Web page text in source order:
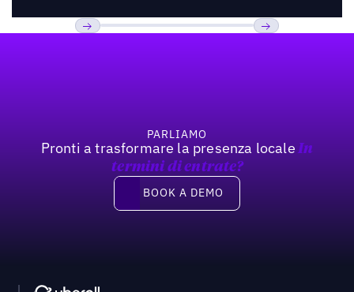
PARLIAMO
Pronti a trasformare la presenza locale In
termini di entrate?
Book a demo
BOOK A DEMO